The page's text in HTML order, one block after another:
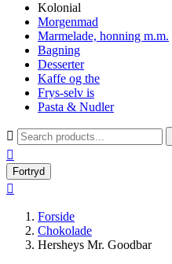
Kolonial
Morgenmad
Marmelade, honning m.m.
Bagning
Desserter
Kaffe og the
Frys-selv is
Pasta & Nudler


Fortryd

Forside
Chokolade
Hersheys Mr. Goodbar